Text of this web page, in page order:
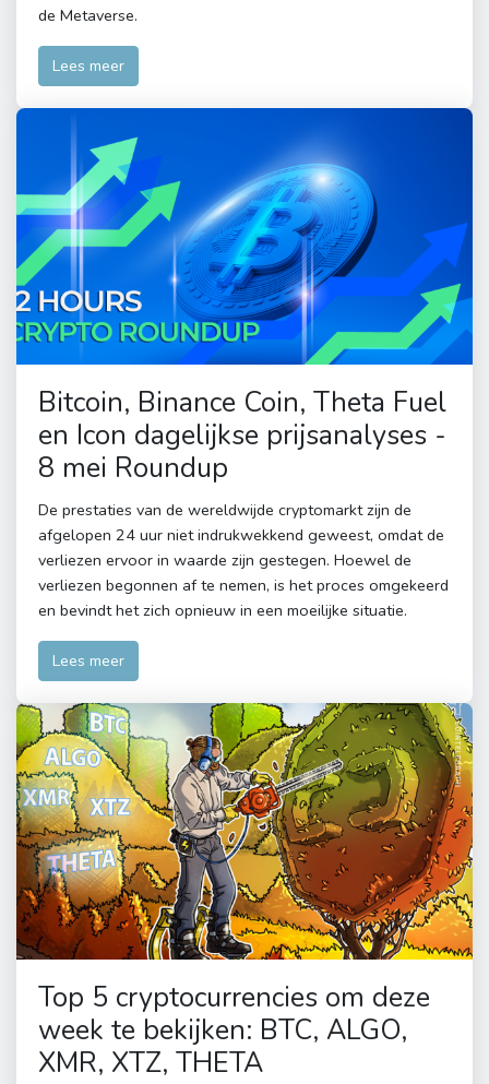
de Metaverse.
Lees meer
Bitcoin, Binance Coin, Theta Fuel
en Icon dagelijkse prijsanalyses -
8 mei Roundup
De prestaties van de wereldwijde cryptomarkt zijn de
afgelopen 24 uur niet indrukwekkend geweest, omdat de
verliezen ervoor in waarde zijn gestegen. Hoewel de
verliezen begonnen af ​​te nemen, is het proces omgekeerd
en bevindt het zich opnieuw in een moeilijke situatie.
Lees meer
Top 5 cryptocurrencies om deze
week te bekijken: BTC, ALGO,
XMR, XTZ, THETA